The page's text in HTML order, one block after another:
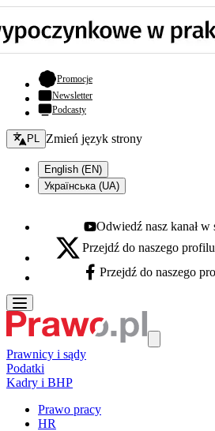
Promocje- otwiera się w nowej karcie
Newsletter
Podcasty
Zmień język - bieżący:
PL Zmień język strony
English (EN)
Українська (UA)
Youtube - otwiera się w nowej
Odwiedź nasz kanał w
X - otwiera się w nowej karcie
Przejdź do naszego
Facebook - otwiera się w nowej
Przejdź do naszego
Prawnicy i sądy
Podatki
Kadry i BHP
Prawo pracy
HR